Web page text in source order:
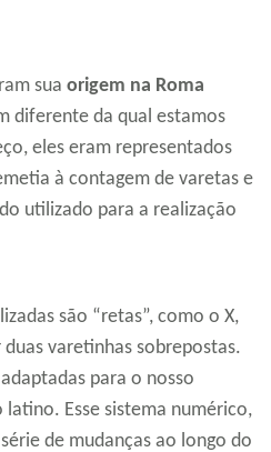
sua origem na Roma
diferente da qual estamos
eles eram representados
à contagem de varetas e
utilizado para a realização
são “retas”, como o X,
varetinhas sobrepostas.
para o nosso
Esse sistema numérico,
de mudanças ao longo do